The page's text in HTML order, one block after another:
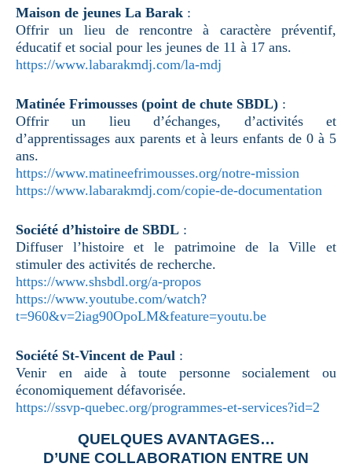
Maison de jeunes La Barak :
Offrir un lieu de rencontre à caractère préventif,
éducatif et social pour les jeunes de 11 à 17 ans.
https://www.labarakmdj.com/la-mdj
Matinée Frimousses (point de chute SBDL) :
Offrir un lieu d’échanges, d’activités et
d’apprentissages aux parents et à leurs enfants de 0 à 5
ans.
https://www.matineefrimousses.org/notre-mission
https://www.labarakmdj.com/copie-de-documentation
Société d’histoire de SBDL :
Diffuser l’histoire et le patrimoine de la Ville et
stimuler des activités de recherche.
https://www.shsbdl.org/a-propos
https://www.youtube.com/watch?
t=960&v=2iag90OpoLM&feature=youtu.be
Société St-Vincent de Paul :
Venir en aide à toute personne socialement ou
économiquement défavorisée.
https://ssvp-quebec.org/programmes-et-services?id=2
QUELQUES AVANTAGES…
D’UNE COLLABORATION ENTRE UN